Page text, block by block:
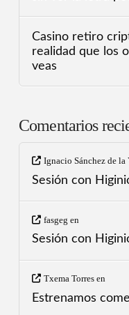
Casino retiro
realidad que los
veas
Comentarios
Ignacio Sánchez de la
Sesión con
fasgeg en
Sesión con
Txema Torresen
Estrenamos